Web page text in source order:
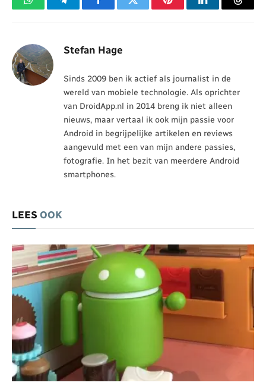
WhatsAppTelegramFacebookTwitter PinterestLinkedIn
Stefan Hage
Sinds 2009 ben ik actief als journalist in de
wereld van mobiele technologie. Als oprichter
van DroidApp.nl in 2014 breng ik niet alleen
nieuws, maar vertaal ik ook mijn passie voor
Android in begrijpelijke artikelen en reviews
aangevuld met een van mijn andere passies,
fotografie. In het bezit van meerdere Android
smartphones.
LEES OOK